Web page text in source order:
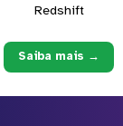
Redshift
Saiba mais →